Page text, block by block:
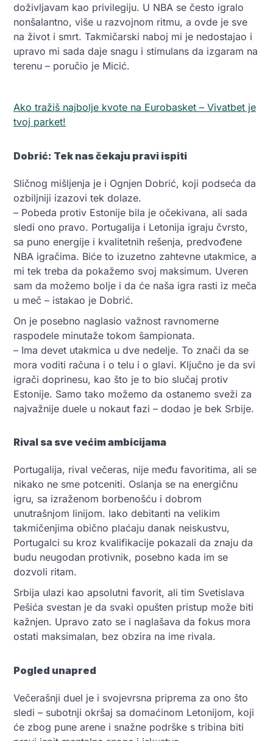
doživljavam kao privilegiju. U NBA se često igralo
nonšalantno, više u razvojnom ritmu, a ovde je sve
na život i smrt. Takmičarski naboj mi je nedostajao i
upravo mi sada daje snagu i stimulans da izgaram na
terenu – poručio je Micić.
Ako tražiš najbolje kvote na Eurobasket – Vivatbet je
tvoj parket!
Dobrić: Tek nas čekaju pravi ispiti
Sličnog mišljenja je i Ognjen Dobrić, koji podseća da
ozbiljniji izazovi tek dolaze.
– Pobeda protiv Estonije bila je očekivana, ali sada
sledi ono pravo. Portugalija i Letonija igraju čvrsto,
sa puno energije i kvalitetnih rešenja, predvođene
NBA igračima. Biće to izuzetno zahtevne utakmice, a
mi tek treba da pokažemo svoj maksimum. Uveren
sam da možemo bolje i da će naša igra rasti iz meča
u meč – istakao je Dobrić.
On je posebno naglasio važnost ravnomerne
raspodele minutaže tokom šampionata.
– Ima devet utakmica u dve nedelje. To znači da se
mora voditi računa i o telu i o glavi. Ključno je da svi
igrači doprinesu, kao što je to bio slučaj protiv
Estonije. Samo tako možemo da ostanemo sveži za
najvažnije duele u nokaut fazi – dodao je bek Srbije.
Rival sa sve većim ambicijama
Portugalija, rival večeras, nije među favoritima, ali se
nikako ne sme potceniti. Oslanja se na energičnu
igru, sa izraženom borbenošću i dobrom
unutrašnjom linijom. Iako debitanti na velikim
takmičenjima obično plaćaju danak neiskustvu,
Portugalci su kroz kvalifikacije pokazali da znaju da
budu neugodan protivnik, posebno kada im se
dozvoli ritam.
Srbija ulazi kao apsolutni favorit, ali tim Svetislava
Pešića svestan je da svaki opušten pristup može biti
kažnjen. Upravo zato se i naglašava da fokus mora
ostati maksimalan, bez obzira na ime rivala.
Pogled unapred
Večerašnji duel je i svojevrsna priprema za ono što
sledi – subotnji okršaj sa domaćinom Letonijom, koji
će zbog pune arene i snažne podrške s tribina biti